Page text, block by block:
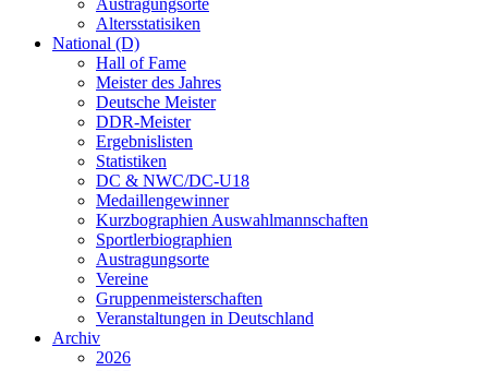
Austragungsorte
Altersstatisiken
National (D)
Hall of Fame
Meister des Jahres
Deutsche Meister
DDR-Meister
Ergebnislisten
Statistiken
DC & NWC/DC-U18
Medaillengewinner
Kurzbographien Auswahlmannschaften
Sportlerbiographien
Austragungsorte
Vereine
Gruppenmeisterschaften
Veranstaltungen in Deutschland
Archiv
2026